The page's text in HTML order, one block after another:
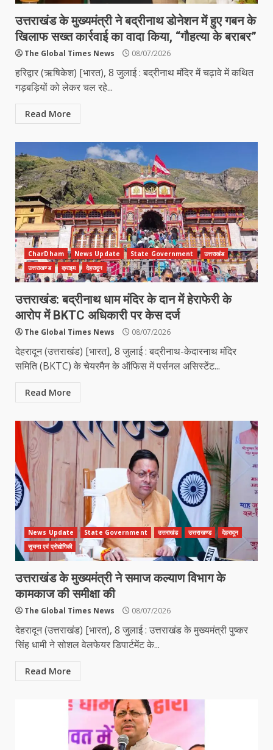
उत्तराखंड के मुख्यमंत्री ने बद्रीनाथ डोनेशन में हुए गबन के
खिलाफ सख्त कार्रवाई का वादा किया, “गौहत्या के बराबर”
The Global Times News 08/07/2026
हरिद्वार (ऋषिकेश) [भारत), 8 जुलाई : बद्रीनाथ मंदिर में चढ़ावे में कथित
गड़बड़ियों को लेकर चल रहे...
Read More
CharDham News Update State Government
उत्तराखंड
उत्तराखण्ड
क्राइम देहरादून
उत्तराखंड: बद्रीनाथ धाम मंदिर के दान में हेराफेरी के
आरोप में BKTC अधिकारी पर केस दर्ज
The Global Times News 08/07/2026
देहरादून (उत्तराखंड) [भारत], 8 जुलाई : बद्रीनाथ-केदारनाथ मंदिर
समिति (BKTC) के चेयरमैन के ऑफिस में पर्सनल असिस्टेंट...
Read More
News Update State Government उत्तराखंड उत्तराखण्ड
देहरादून
सुचना एवं प्रोद्योगिकी
उत्तराखंड के मुख्यमंत्री ने समाज कल्याण विभाग के
कामकाज की समीक्षा की
The Global Times News 08/07/2026
देहरादून (उत्तराखंड) [भारत), 8 जुलाई : उत्तराखंड के मुख्यमंत्री पुष्कर
सिंह धामी ने सोशल वेलफेयर डिपार्टमेंट के...
Read More